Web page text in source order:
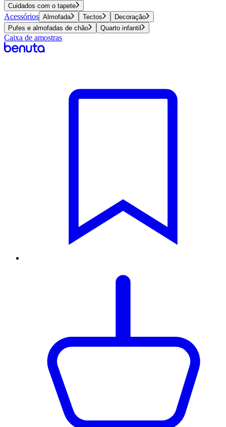
Cuidados com o tapete
Acessórios Almofada Tectos
Decoração
Pufes e almofadas de chão
Quarto infantil
Caixa de amostras